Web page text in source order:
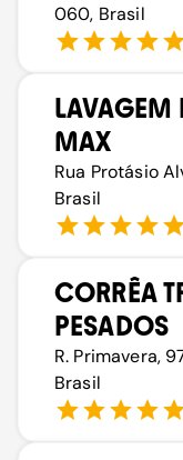
060, Brasil
LAVAGEM
MAX
Rua Protásio
Brasil
CORRÊA
PESADOS
R. Primavera,
Brasil